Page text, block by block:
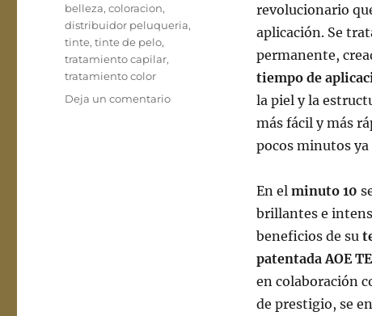
revolucionario
aplicación. Se
permanente,
tiempo de
la piel y la
más fácil y más
pocos minutos
En el minuto 10
brillantes e
beneficios de su
patentada AOE
en colaboración
de prestigio, se
Etiquetas
belleza,coloracion,
distribuidor peluqueria,
tinte,tinte de pelo,
tratamiento capilar,
tratamiento color
Deja un comentarioen